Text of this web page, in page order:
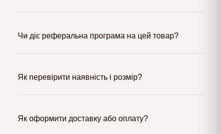
Чи діє реферальна програма на цей товар?
Як перевірити наявність і розмір?
Як оформити доставку або оплату?